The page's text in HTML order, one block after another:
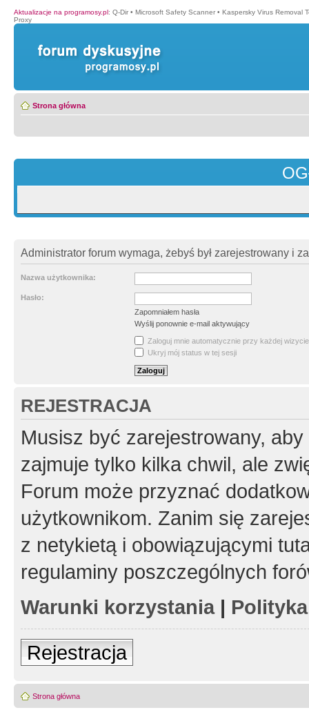
Aktualizacje na programosy.pl: Q-Dir • Microsoft Safety Scanner • Kaspersky Virus Removal
Proxy
Strona główna
Administrator forum wymaga, żebyś był zarejestrowany i
Nazwa użytkownika:
Hasło:
Zapomniałem hasła
Wyślij ponownie e-mail aktywujący
Zaloguj mnie automatycznie przy każdej wizycie
Ukryj mój status w tej sesji
REJESTRACJA
Musisz być zarejestrowany,
zajmuje tylko kilka chwil, ale
Forum może przyznać
użytkownikom. Zanim się
z netykietą i obowiązującymi
regulaminy poszczególnych
Warunki korzystania|
Rejestracja
Strona główna